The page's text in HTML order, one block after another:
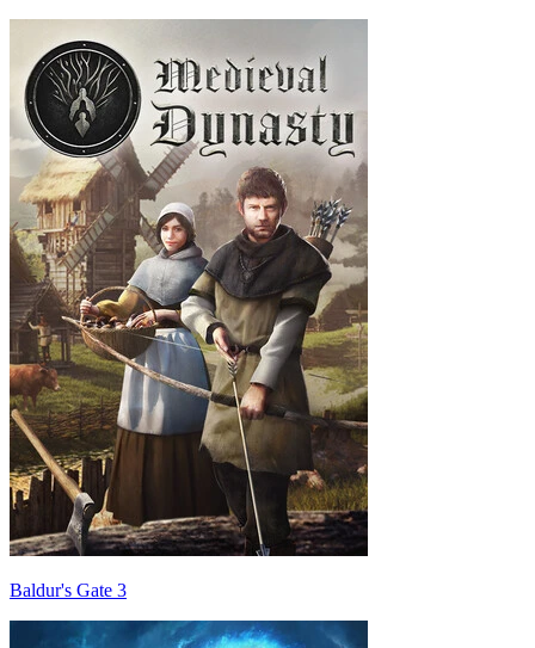
Baldur's Gate 3